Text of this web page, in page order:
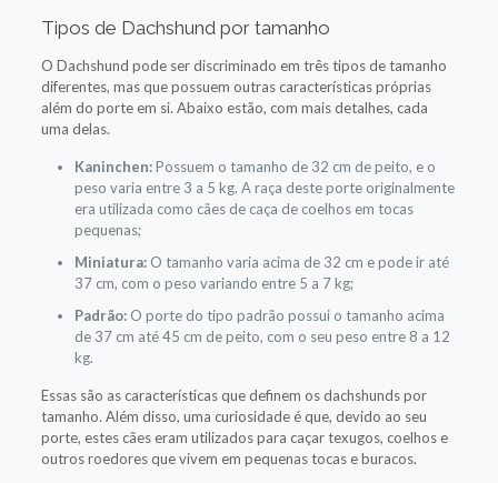
Tipos de Dachshund por tamanho
O Dachshund pode ser discriminado em três tipos de tamanho
diferentes, mas que possuem outras características próprias
além do porte em si. Abaixo estão, com mais detalhes, cada
uma delas.
Kaninchen:Possuem o tamanho de 32 cm de peito, e o
peso varia entre 3 a 5 kg. A raça deste porte originalmente
era utilizada como cães de caça de coelhos em tocas
pequenas;
Miniatura: O tamanho varia acima de 32 cm e pode ir até
37 cm, com o peso variando entre 5 a 7 kg;
Padrão: O porte do tipo padrão possui o tamanho acima
de 37 cm até 45 cm de peito, com o seu peso entre 8 a 12
kg.
Essas são as características que definem os dachshunds por
tamanho. Além disso, uma curiosidade é que, devido ao seu
porte, estes cães eram utilizados para caçar texugos, coelhos e
outros roedores que vivem em pequenas tocas e buracos.